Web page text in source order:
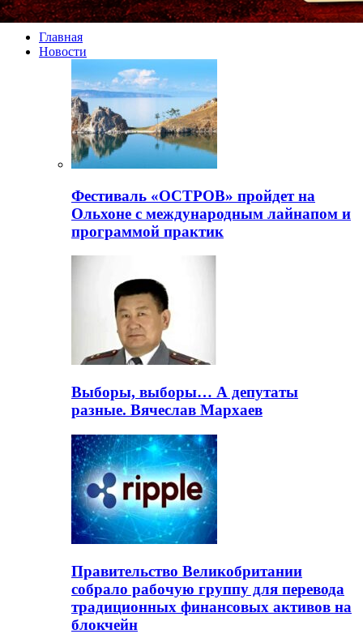
Главная
Новости
Фестиваль «ОСТРОВ» пройдет на
Ольхоне с международным лайнапом и
программой практик
Выборы, выборы… А депутаты
разные. Вячеслав Мархаев
Правительство Великобритании
собрало рабочую группу для перевода
традиционных финансовых активов на
блокчейн